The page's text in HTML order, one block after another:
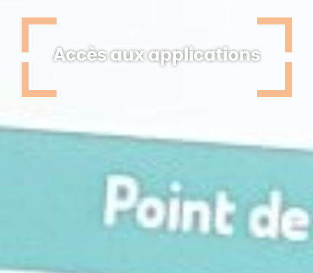
Accès aux applications